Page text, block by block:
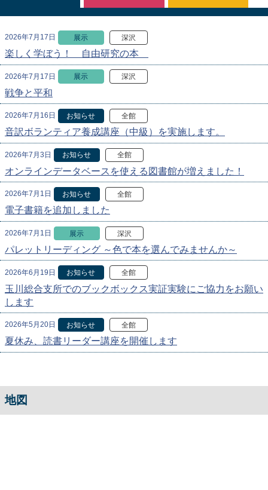
2026年7月17日 展示 深沢
楽しく学ぼう！ 自由研究の本
2026年7月17日 展示 深沢
戦争と平和
2026年7月16日 お知らせ 全館
音訳ボランティア養成講座（中級）を実施します。
2026年7月3日 お知らせ 全館
オンラインデータベースを使える図書館が増えました！
2026年7月1日 お知らせ 全館
電子書籍を追加しました
2026年7月1日 展示 深沢
パレットリーディング ～色で本を選んでみませんか～
2026年6月19日 お知らせ 全館
玉川総合支所でのブックボックス実証実験にご協力をお願い
します
2026年5月20日 お知らせ 全館
夏休み、読書リーダー講座を開催します
地図